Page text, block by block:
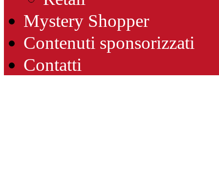
Mystery Shopper
Contenuti sponsorizzati
Contatti